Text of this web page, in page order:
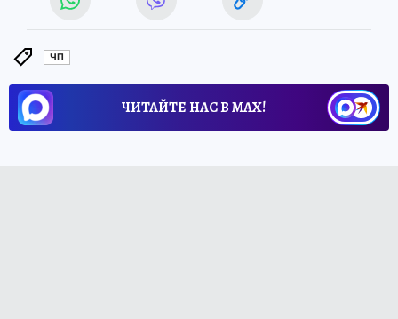
ЧП
ЧИТАЙТЕ НАС В МАХ!